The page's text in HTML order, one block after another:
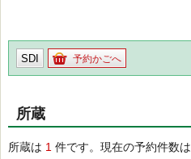
SDI 予約かごへ
所蔵
所蔵は 1 件です。現在の予約件数は